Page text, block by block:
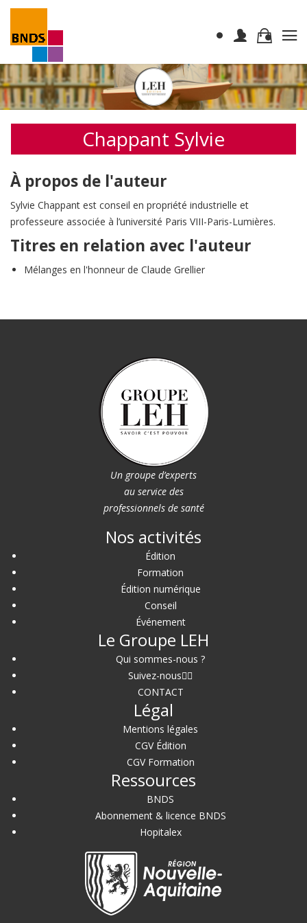
Chappant Sylvie
À propos de l'auteur
Sylvie Chappant est conseil en propriété industrielle et
professeure associée à l’université Paris VIII-Paris-Lumières.
Titres en relation avec l'auteur
Mélanges en l'honneur de Claude Grellier
Un groupe d’experts
au service des
professionnels de santé
Nos activités
Édition
Formation
Édition numérique
Conseil
Événement
Le Groupe LEH
Qui sommes-nous ?
Suivez-nous
CONTACT
Légal
Mentions légales
CGV Édition
CGV Formation
Ressources
BNDS
Abonnement & licence BNDS
Hopitalex